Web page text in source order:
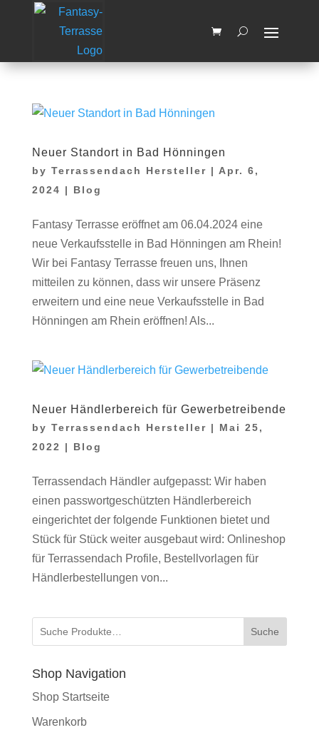
Neuer Standort in Bad Hönningen
by Terrassendach Hersteller | Apr. 6,
2024 | Blog
Fantasy Terrasse eröffnet am 06.04.2024 eine
neue Verkaufsstelle in Bad Hönningen am Rhein!
Wir bei Fantasy Terrasse freuen uns, Ihnen
mitteilen zu können, dass wir unsere Präsenz
erweitern und eine neue Verkaufsstelle in Bad
Hönningen am Rhein eröffnen! Als...
Neuer Händlerbereich für Gewerbetreibende
by Terrassendach Hersteller | Mai 25,
2022
| Blog
Terrassendach Händler aufgepasst: Wir haben
einen passwortgeschützten Händlerbereich
eingerichtet der folgende Funktionen bietet und
Stück für Stück weiter ausgebaut wird: Onlineshop
für Terrassendach Profile, Bestellvorlagen für
Händlerbestellungen von...
Suche
Shop Navigation
Shop Startseite
Warenkorb
Wir machen vom 03.08.2026 bis
zum 14.08.2026 Betriebsferien.
Ab dem 17.08.2026 sind wir
wieder für Sie da
OK, Verstanden